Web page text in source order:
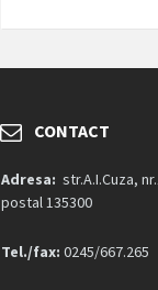
CONTACT
Adresa: str.A.I.Cuza,
postal 135300
Tel./fax: 0245/667.265